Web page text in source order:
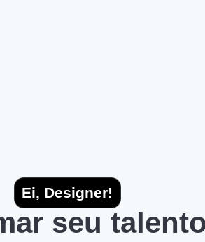
Ei, Designer!
seu